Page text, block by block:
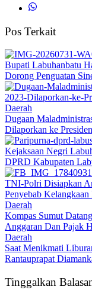
Pos Terkait
Bupati Labuhanbatu
Dorong Penguatan
Daerah
Dugaan
Dilaporkan ke
Kejaksaan Negri
DPRD Kabupaten
TNI-Polri Disiapkan
Penyebab Kelangkaan
Daerah
Kompas Sumut
Anggaran Dan Pajak
Daerah
Saat Menikmati
Rantauprapat
Tinggalkan